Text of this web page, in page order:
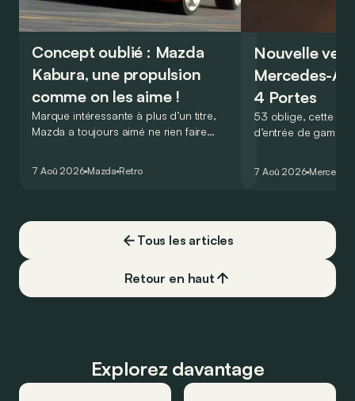
Concept oublié : Mazda
Kabura, une propulsion
comme on les aime !
Marque intéressante à plus d’un titre,
Mazda a toujours aimé ne rien faire
de la plus belle des manières…
7 Aoû 2026 Mazda Retro
Nouvelle
Mercedes-
4 Portes
53 oblige, cette
d’entrée de
moins…
7 Aoû 2026 Mercedes
Tous les articles
Retour en haut
Explorez davantage